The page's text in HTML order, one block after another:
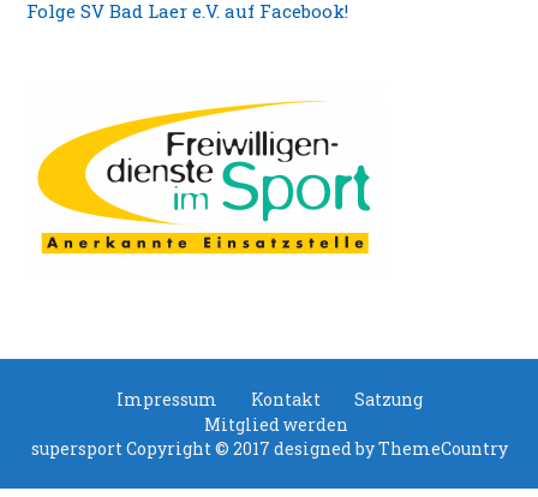
Folge SV Bad Laer e.V. auf Facebook!
Impressum Kontakt
Satzung
Mitglied werden
supersport Copyright © 2017 designed byThemeCountry